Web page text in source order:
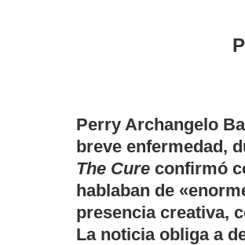
Perry Archangelo
breve enfermedad,
The Cure confirmó
hablaban de
presencia creativa,
La noticia obliga a